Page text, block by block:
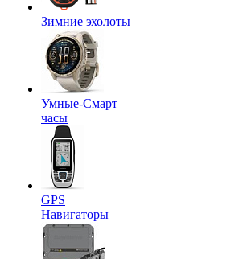
Зимние эхолоты
Умные-Смарт
часы
GPS
Навигаторы